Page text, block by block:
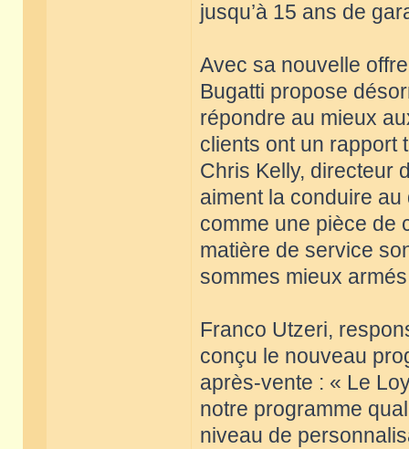
jusqu’à 15 ans de
Avec sa nouvelle
Bugatti propose
répondre au mieux
clients ont un rapport
Chris Kelly, directeur
aiment la conduire au
comme une pièce de
matière de service
sommes mieux
Franco Utzeri,
conçu le nouveau
après-vente : « Le
notre programme
niveau de